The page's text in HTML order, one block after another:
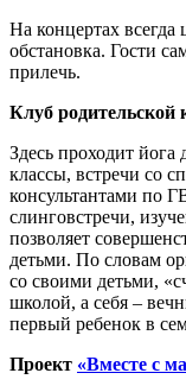
На концертах всегда
обстановка. Гости
прилечь.
Клуб родительской
Здесь проходит йога
классы, встречи со
консультантами по
слинговстречи,
позволяет
детьми. По словам
со своими детьми,
школой, а себя –
первый ребенок в
Проект «Вместе с